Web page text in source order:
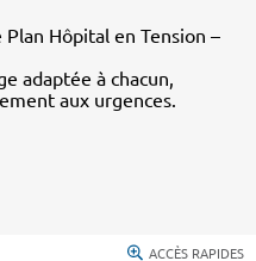
Hôpital en Tension –
adaptée à chacun,
aux urgences.
ACCÈS RAPIDES